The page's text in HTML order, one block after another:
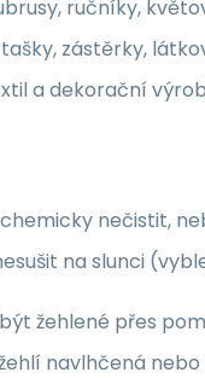
ručníky,
zástěrky,
a dekorační
nečistit,
na slunci
žehlené přes
navlhčená